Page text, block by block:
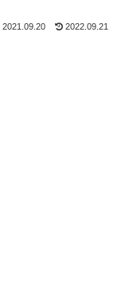
2021.09.20 2022.09.21